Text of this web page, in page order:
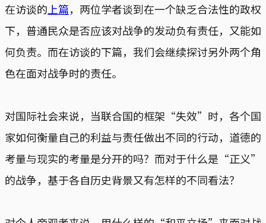
在访谈的 上篇，两位学者谈到在一个缺乏合法性的政权
下，普通民众是否应该对战争的发动负有责任，又能如
何负责。而在访谈的下篇，我们会继续探讨另外两个角
色在面对战争时的责任。
对国际社会来说，当联合国的框架“失效”时，各个国
家如何衡量自己的利益与责任做出不同的行动，道德的
考量与现实的考量是分开的吗？而对于什么是“正义”
的战争，基于各自历史背景又有怎样的不同看法？